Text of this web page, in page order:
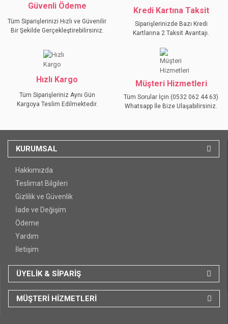
Güvenli Ödeme
Tüm Siparişlerinizi Hızlı ve Güvenilir
Bir Şekilde Gerçekleştirebilirsiniz.
Kredi Kartına Taksit
Siparişlerinizde Bazı Kredi
Kartlarına 2 Taksit Avantajı.
Hızlı Kargo
Tüm Siparişleriniz Aynı Gün
Kargoya Teslim Edilmektedir.
Müşteri Hizmetleri
Tüm Sorular İçin (0532 062 44 63)
Whatsapp İle Bize Ulaşabilirsiniz.
KURUMSAL
Hakkımızda
Teslimat Bilgileri
Gizlilik ve Güvenlik
İade ve Değişim
Ödeme
Yardım
İletişim
ÜYELİK & SİPARİŞ
MÜŞTERİ HİZMETLERİ